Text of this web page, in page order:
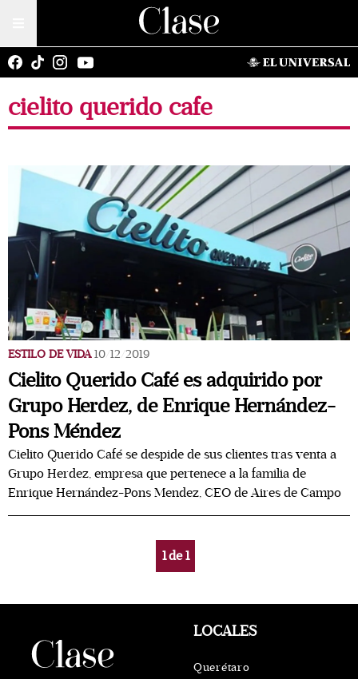
cielito querido cafe
ESTILO DE VIDA 10/12/2019
Cielito Querido Café es adquirido por
Grupo Herdez, de Enrique Hernández-
Pons Méndez
Cielito Querido Café se despide de sus clientes tras venta a
Grupo Herdez, empresa que pertenece a la familia de
Enrique Hernández-Pons Mendez, CEO de Aires de Campo
1de1
LOCALES
Querétaro